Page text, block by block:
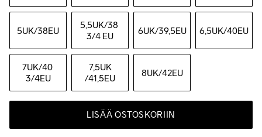
5UK/38EU 5,5UK/38
3/4 EU
6UK/39,5EU 6,5UK/40EU
7UK/40
3/4EU
7,5UK
/41,5EU
8UK/42EU
LISÄÄ OSTOSKORIIN